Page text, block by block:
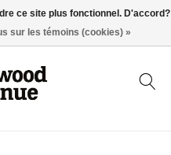
ce site plus fonctionnel. D'accord?
sur les témoins (cookies) »